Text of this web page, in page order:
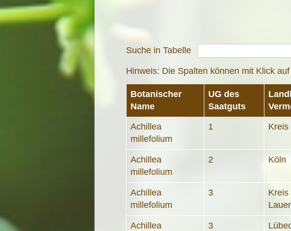
Suche in Tabelle
Hinweis: Die Spalten können mit Klick
Botanischer
Name
UG des
Saatguts
Achillea
millefolium
1 Kreis
Achillea
millefolium
2 Köln
Achillea
millefolium
3
Kreis
Achillea
3